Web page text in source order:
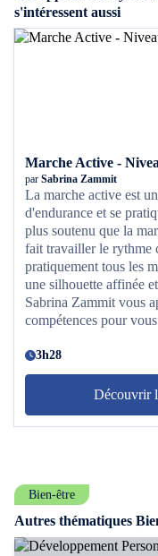
s'intéressent aussi
Marche Active -
par Sabrina Zammit
La marche active est
d'endurance et se
plus soutenu que la
fait travailler le rythme
pratiquement tous les
une silhouette affinée
Sabrina Zammit vous
compétences pour
terminer au moins 3
passer au niveau
Hydratez-vous
d'une serviette ainsi
adaptée.
3h28
Découvrir
Bien-être
Autres thématiques